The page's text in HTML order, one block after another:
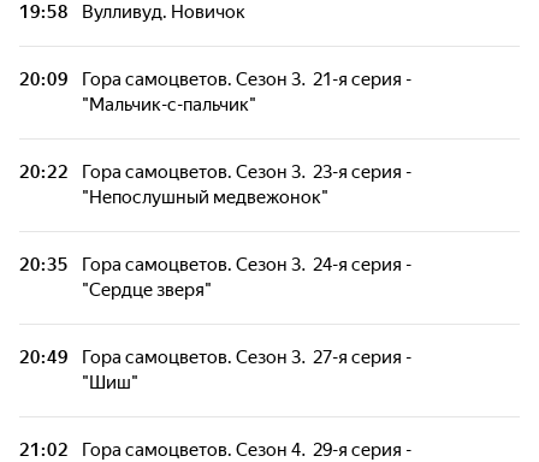
19:58 Вулливуд. Новичок
20:09
Гора самоцветов. Сезон 3. 21-я серия -
"Мальчик-с-пальчик"
20:22
Гора самоцветов. Сезон 3. 23-я серия -
"Непослушный медвежонок"
20:35
Гора самоцветов. Сезон 3. 24-я серия -
"Сердце зверя"
20:49
Гора самоцветов. Сезон 3. 27-я серия -
"Шиш"
21:02
Гора самоцветов. Сезон 4. 29-я серия -